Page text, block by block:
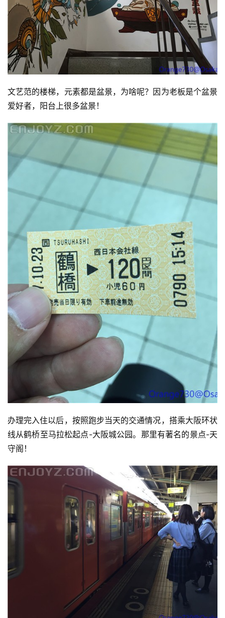
文艺范的楼梯，元素都是盆景，为啥呢？因为老板是个盆景
爱好者，阳台上很多盆景！
办理完入住以后，按照跑步当天的交通情况，搭乘大阪环状
线从鹤桥至马拉松起点-大阪城公园。那里有著名的景点-天
守阁！